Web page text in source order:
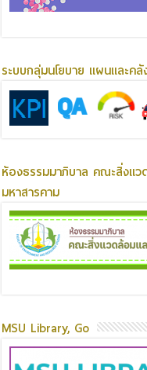
ระบบกลุ่มนโยบาย แผนและคลั
ห้องธรรมมาภิบาล คณะสิ่งแ
มหาสารคาม
MSU Library, Go